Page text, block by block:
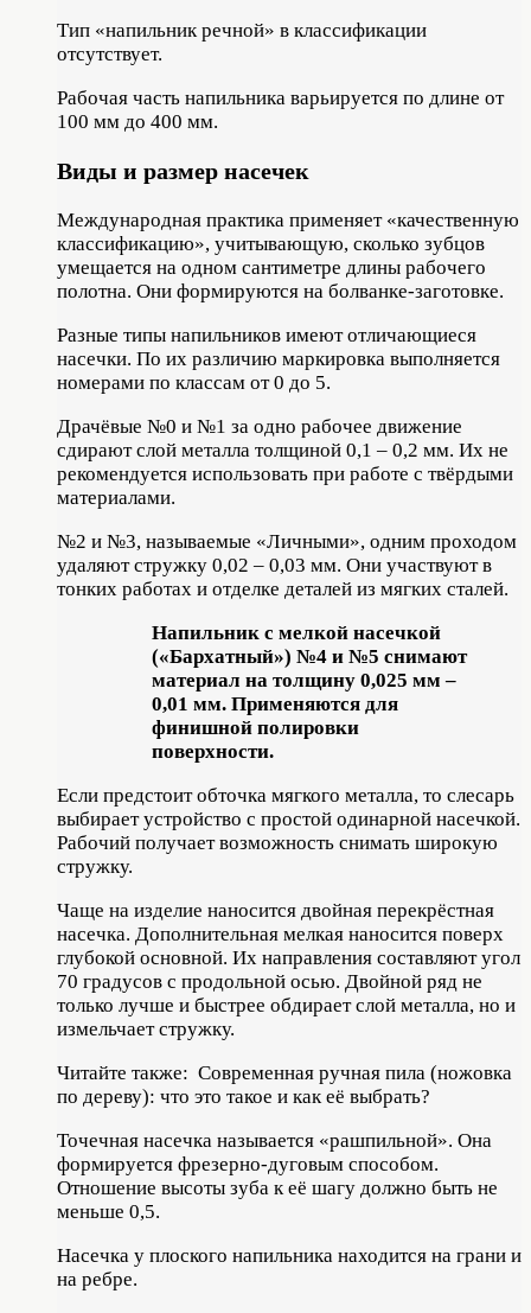
Тип «напильник речной» в классификации
отсутствует.
Рабочая часть напильника варьируется по длине от
100 мм до 400 мм.
Виды и размер насечек
Международная практика применяет «качественную
классификацию», учитывающую, сколько зубцов
умещается на одном сантиметре длины рабочего
полотна. Они формируются на болванке-заготовке.
Разные типы напильников имеют отличающиеся
насечки. По их различию маркировка выполняется
номерами по классам от 0 до 5.
Драчёвые №0 и №1 за одно рабочее движение
сдирают слой металла толщиной 0,1 – 0,2 мм. Их не
рекомендуется использовать при работе с твёрдыми
материалами.
№2 и №3, называемые «Личными», одним проходом
удаляют стружку 0,02 – 0,03 мм. Они участвуют в
тонких работах и отделке деталей из мягких сталей.
Напильник с мелкой насечкой
(«Бархатный») №4 и №5 снимают
материал на толщину 0,025 мм –
0,01 мм. Применяются для
финишной полировки
поверхности.
Если предстоит обточка мягкого металла, то слесарь
выбирает устройство с простой одинарной насечкой.
Рабочий получает возможность снимать широкую
стружку.
Чаще на изделие наносится двойная перекрёстная
насечка. Дополнительная мелкая наносится поверх
глубокой основной. Их направления составляют угол
70 градусов с продольной осью. Двойной ряд не
только лучше и быстрее обдирает слой металла, но и
измельчает стружку.
Читайте также: Современная ручная пила (ножовка
по дереву): что это такое и как её выбрать?
Точечная насечка называется «рашпильной». Она
формируется фрезерно-дуговым способом.
Отношение высоты зуба к её шагу должно быть не
меньше 0,5.
Насечка у плоского напильника находится на грани и
на ребре.